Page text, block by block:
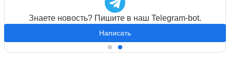
Знаете новость? Пишите в наш Telegram-bot.
Написать